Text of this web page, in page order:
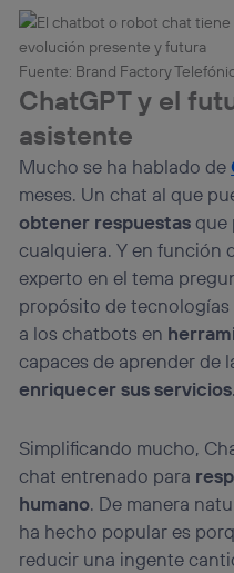
Fuente: Brand Factory
ChatGPT y el
asistente
Mucho se ha hablado de
meses. Un chat al que
obtener respuestasque
cualquiera. Y en función
experto en el tema
propósito de
a los chatbots en
capaces de aprender de
enriquecer sus servicios.
Simplificando mucho,
chat entrenado para
humano. De manera
ha hecho popular es
reducir una ingente